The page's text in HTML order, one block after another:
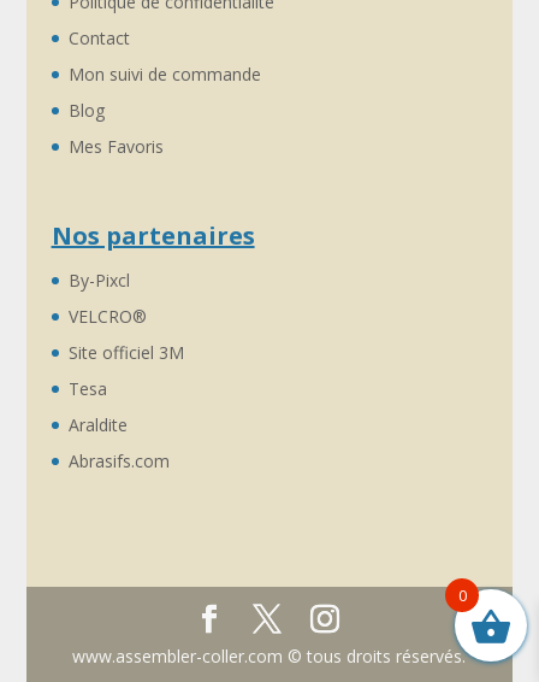
Contact
Mon suivi de commande
Blog
Mes Favoris
Nos partenaires
By-Pixcl
VELCRO®
Site officiel 3M
Tesa
Araldite
Abrasifs.com
www.assembler-coller.com © tous droits réservés.
0